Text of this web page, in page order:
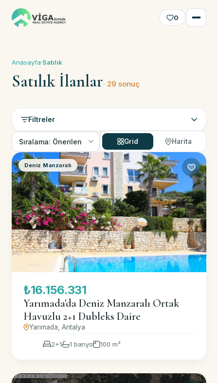
0
Anasayfa·Satılık
Satılık İlanlar· 29 sonuç
Filtreler
Grid Harita
Deniz Manzaralı
₺16.156.331
Yarımada'da Deniz Manzaralı Ortak
Havuzlu 2+1 Dubleks Daire
Yarımada, Antalya
2+1 1 banyo 100 m²